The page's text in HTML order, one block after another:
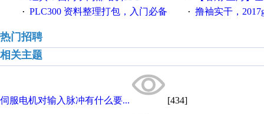
· PLC300 资料整理打包，入门必备 · 撸袖实干，2017gongkong®第
热门招聘
相关主题
伺服电机对输入脉冲有什么要... [434]